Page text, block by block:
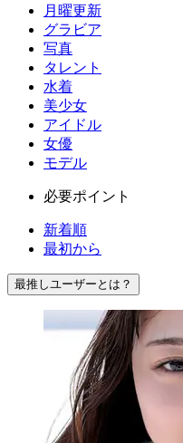
月曜更新
グラビア
写真
タレント
水着
美少女
アイドル
女優
モデル
必要ポイント
新着順
最初から
最推しユーザーとは？